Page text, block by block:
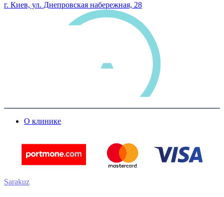
г. Киев, ул. Днепровская набережная, 28
О клинике
Sarakuz